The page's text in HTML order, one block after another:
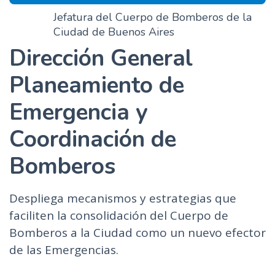
Jefatura del Cuerpo de Bomberos de la
Ciudad de Buenos Aires
Dirección General
Planeamiento de
Emergencia y
Coordinación de
Bomberos
Despliega mecanismos y estrategias que
faciliten la consolidación del Cuerpo de
Bomberos a la Ciudad como un nuevo efector
de las Emergencias.